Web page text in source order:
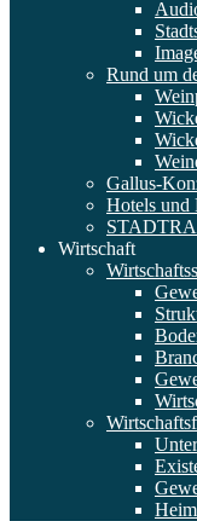
Rund um
Gallus-
Hotels und
Wirtschaft